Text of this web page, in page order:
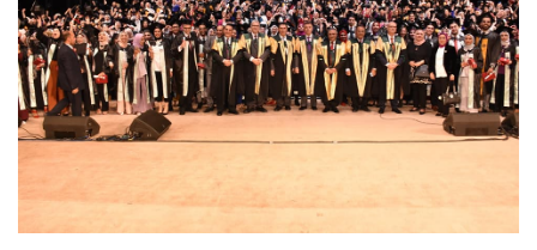
هيئة التدريس
الدراسات العليا
الخريجين